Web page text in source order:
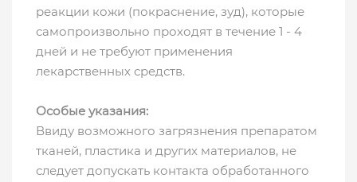
реакции кожи (покраснение, зуд), которые
самопроизвольно проходят в течение 1 - 4
дней и не требуют применения
лекарственных средств.
Особые указания:
Ввиду возможного загрязнения препаратом
тканей, пластика и других материалов, не
следует допускать контакта обработанного